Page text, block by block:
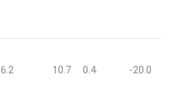
6.2 10.7 0.4 -20.0